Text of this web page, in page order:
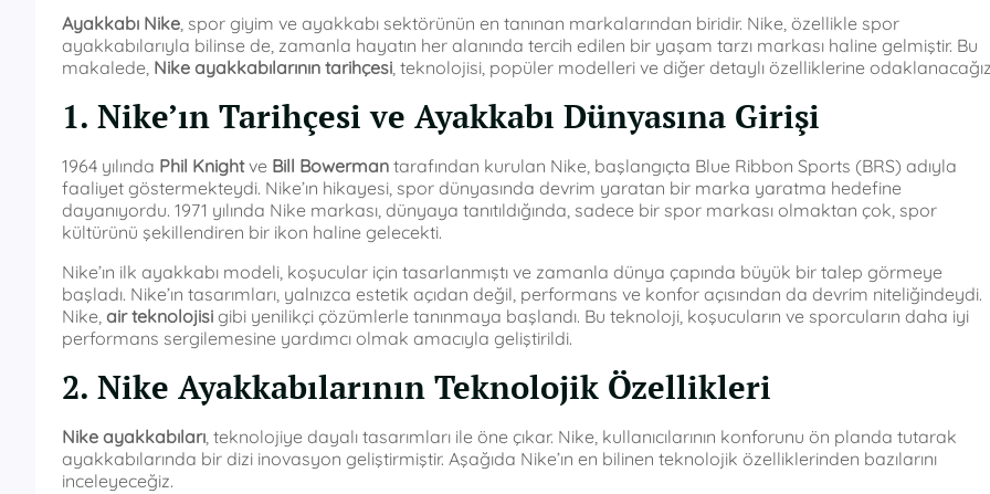
Ayakkabı Nike, spor giyim ve ayakkabı sektörünün en tanınan markalarından biridir. Nike, özellikle spor
ayakkabılarıyla bilinse de, zamanla hayatın her alanında tercih edilen bir yaşam tarzı markası haline gelmiştir. Bu
makalede, Nike ayakkabılarının tarihçesi, teknolojisi, popüler modelleri ve diğer detaylı özelliklerine
1. Nike’ın Tarihçesi ve Ayakkabı Dünyasına Girişi
1964 yılında Phil Knightve Bill Bowerman tarafından kurulan Nike, başlangıçta Blue Ribbon Sports (BRS) adıyla
faaliyet göstermekteydi. Nike’ın hikayesi, spor dünyasında devrim yaratan bir marka yaratma hedefine
dayanıyordu. 1971 yılında Nike markası, dünyaya tanıtıldığında, sadece bir spor markası olmaktan çok, spor
kültürünü şekillendiren bir ikon haline gelecekti.
Nike’ın ilk ayakkabı modeli, koşucular için tasarlanmıştı ve zamanla dünya çapında büyük bir talep görmeye
başladı. Nike’ın tasarımları, yalnızca estetik açıdan değil, performans ve konfor açısından da devrim niteliğindeydi.
Nike, air teknolojisi gibi yenilikçi çözümlerle tanınmaya başlandı. Bu teknoloji, koşucuların ve sporcuların daha iyi
performans sergilemesine yardımcı olmak amacıyla geliştirildi.
2. Nike Ayakkabılarının Teknolojik Özellikleri
Nike ayakkabıları, teknolojiye dayalı tasarımları ile öne çıkar. Nike, kullanıcılarının konforunu ön planda tutarak
ayakkabılarında bir dizi inovasyon geliştirmiştir. Aşağıda Nike’ın en bilinen teknolojik özelliklerinden bazılarını
inceleyeceğiz.